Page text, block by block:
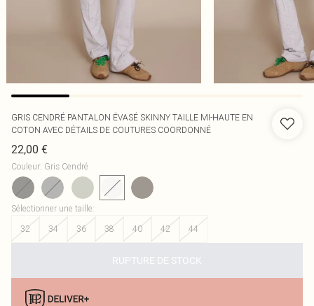
GRIS CENDRÉ PANTALON ÉVASÉ SKINNY TAILLE MI-HAUTE EN
COTON AVEC DÉTAILS DE COUTURES COORDONNÉ
22,00 €
Couleur: Gris Cendré
Sélectionner une taille:
32
34 36 38 40 42 44
RUPTURE DE STOCK